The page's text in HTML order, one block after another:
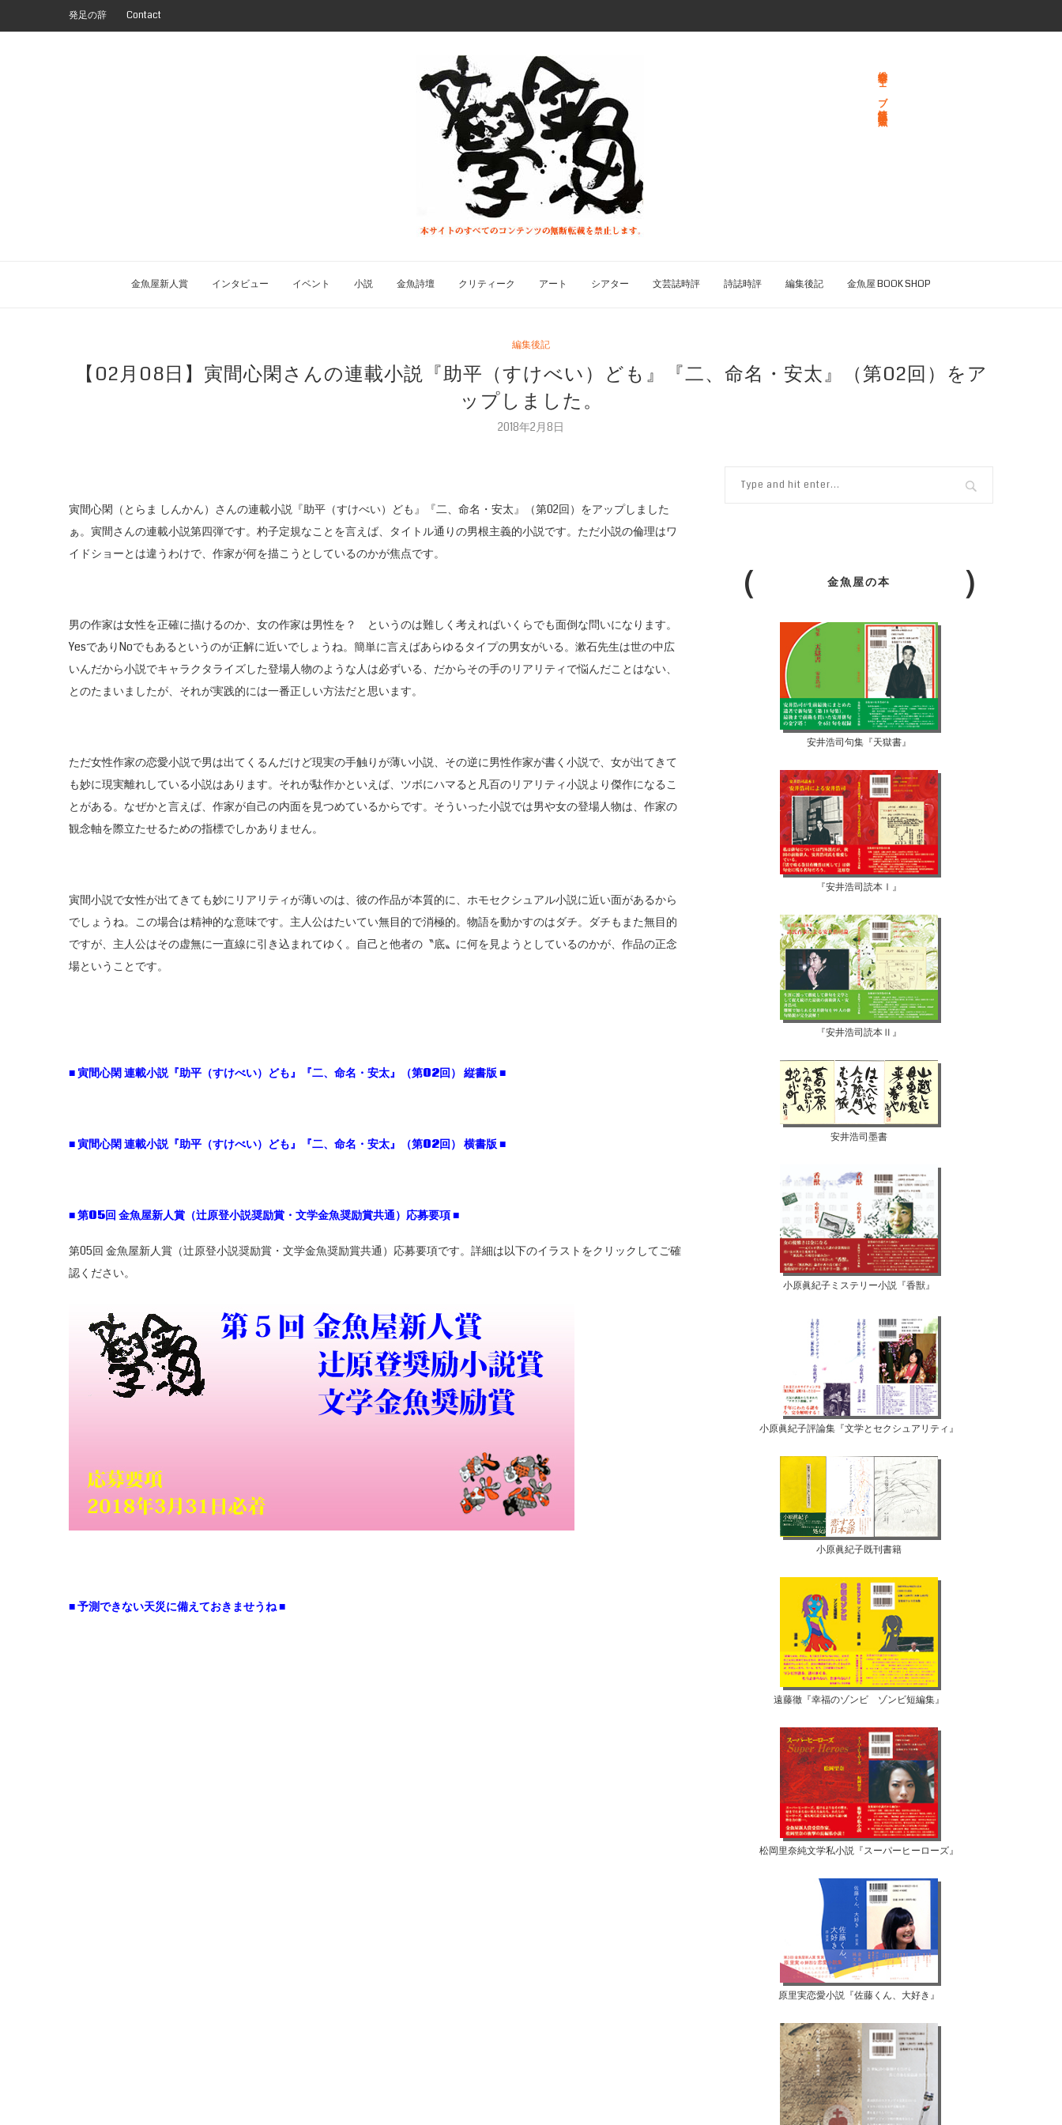
発足の辞 Contact
総合文学ウェブ情報誌 文学金魚
金魚屋新人賞 インタビュー イベント 小説 金魚詩壇 クリティーク アート シアター 文芸誌時評 詩誌時評 編集後記 金魚屋 BOOK SHOP
編集後記
【02月08日】寅間心閑さんの連載小説『助平（すけべい）ども』『二、命名・安太』（第02回）をア
ップしました。
2018年2月8日
寅間心閑（とらま しんかん）さんの連載小説『助平（すけべい）ども』『二、命名・安太』（第02回）をアップしました
ぁ。寅間さんの連載小説第四弾です。杓子定規なことを言えば、タイトル通りの男根主義的小説です。ただ小説の倫理はワ
イドショーとは違うわけで、作家が何を描こうとしているのかが焦点です。
男の作家は女性を正確に描けるのか、女の作家は男性を？ というのは難しく考えればいくらでも面倒な問いになります。
YesでありNoでもあるというのが正解に近いでしょうね。簡単に言えばあらゆるタイプの男女がいる。漱石先生は世の中広
いんだから小説でキャラクタライズした登場人物のような人は必ずいる、だからその手のリアリティで悩んだことはない、
とのたまいましたが、それが実践的には一番正しい方法だと思います。
ただ女性作家の恋愛小説で男は出てくるんだけど現実の手触りが薄い小説、その逆に男性作家が書く小説で、女が出てきて
も妙に現実離れしている小説はあります。それが駄作かといえば、ツボにハマると凡百のリアリティ小説より傑作になるこ
とがある。なぜかと言えば、作家が自己の内面を見つめているからです。そういった小説では男や女の登場人物は、作家の
観念軸を際立たせるための指標でしかありません。
寅間小説で女性が出てきても妙にリアリティが薄いのは、彼の作品が本質的に、ホモセクシュアル小説に近い面があるから
でしょうね。この場合は精神的な意味です。主人公はたいてい無目的で消極的。物語を動かすのはダチ。ダチもまた無目的
ですが、主人公はその虚無に一直線に引き込まれてゆく。自己と他者の〝底〟に何を見ようとしているのかが、作品の正念
場ということです。
■寅間心閑連載小説『助平（すけべい）ども』『二、命名・安太』（第02回） 縦書版 ■
■寅間心閑連載小説『助平（すけべい）ども』『二、命名・安太』（第02回） 横書版 ■
■第05回 金魚屋新人賞（辻原登小説奨励賞・文学金魚奨励賞共通）応募要項■
第05回 金魚屋新人賞（辻原登小説奨励賞・文学金魚奨励賞共通）応募要項です。詳細は以下のイラストをクリックしてご確
認ください。
■ 予測できない天災に備えておきませうね ■
金魚屋の本
安井浩司句集『天獄書』
『安井浩司読本Ⅰ』
『安井浩司読本Ⅱ』
安井浩司墨書
小原眞紀子ミステリー小説『香獣』
小原眞紀子評論集『文学とセクシュアリティ』
小原眞紀子既刊書籍
遠藤徹『幸福のゾンビ ゾンビ短編集』
松岡里奈純文学私小説『スーパーヒーローズ』
原里実恋愛小説『佐藤くん、大好き』